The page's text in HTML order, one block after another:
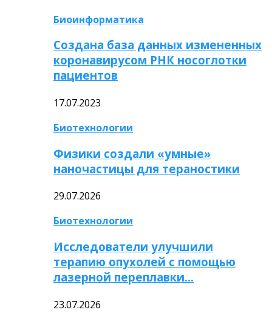
Биоинформатика
Создана база данных измененных
коронавирусом РНК носоглотки
пациентов
17.07.2023
Биотехнологии
Физики создали «умные»
наночастицы для тераностики
29.07.2026
Биотехнологии
Исследователи улучшили
терапию опухолей с помощью
лазерной переплавки…
23.07.2026